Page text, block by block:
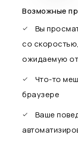
Возможные
Вы
со
ожидаемую
Что-то
браузере
Ваше